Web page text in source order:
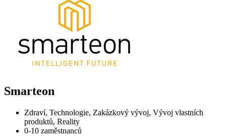
Smarteon
Zdraví, Technologie, Zakázkový vývoj, Vývoj vlastních
produktů, Reality
0-10 zaměstnanců